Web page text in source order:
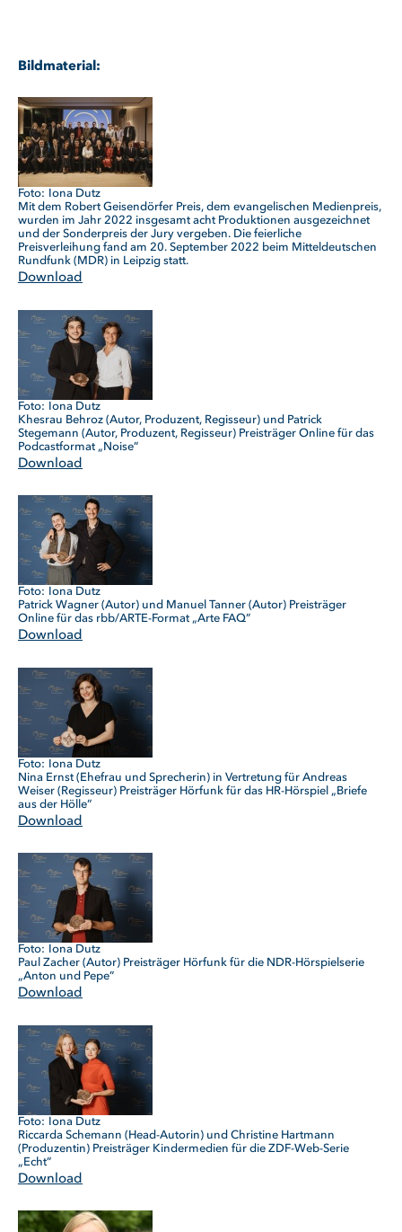
Bildmaterial:
Iona Dutz
Mit dem Robert Geisendörfer Preis, dem evangelischen Medienpreis,
wurden im Jahr 2022 insgesamt acht Produktionen ausgezeichnet
und der Sonderpreis der Jury vergeben. Die feierliche
Preisverleihung fand am 20. September 2022 beim Mitteldeutschen
Rundfunk (MDR) in Leipzig statt.
Download
Iona Dutz
Khesrau Behroz (Autor, Produzent, Regisseur) und Patrick
Stegemann (Autor, Produzent, Regisseur) Preisträger Online für das
Podcastformat „Noise”
Download
Iona Dutz
Patrick Wagner (Autor) und Manuel Tanner (Autor) Preisträger
Online für das rbb/ARTE-Format „Arte FAQ”
Download
Iona Dutz
Nina Ernst (Ehefrau und Sprecherin) in Vertretung für Andreas
Weiser (Regisseur) Preisträger Hörfunk für das HR-Hörspiel „Briefe
aus der Hölle”
Download
Iona Dutz
Paul Zacher (Autor) Preisträger Hörfunk für die NDR-Hörspielserie
„Anton und Pepe”
Download
Iona Dutz
Riccarda Schemann (Head-Autorin) und Christine Hartmann
(Produzentin) Preisträger Kindermedien für die ZDF-Web-Serie
„Echt”
Download